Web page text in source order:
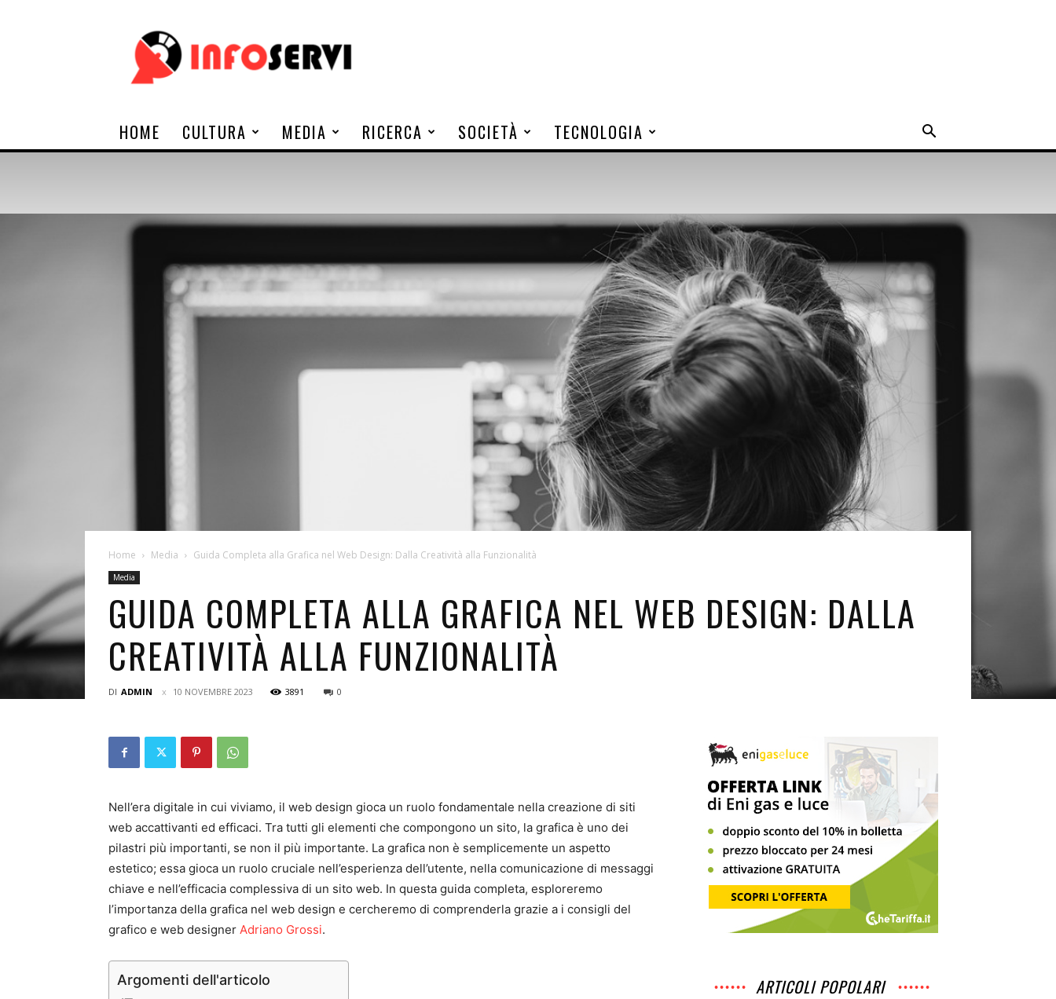
HOME CULTURA MEDIA RICERCA SOCIETÀ TECNOLOGIA
Home Media Guida Completa alla Grafica nel Web Design: Dalla Creatività alla Funzionalità
Media
GUIDA COMPLETA ALLA GRAFICA NEL WEB DESIGN: DALLA
CREATIVITÀ ALLA FUNZIONALITÀ
DI ADMIN 10 NOVEMBRE 2023 3891 0
Nell’era digitale in cui viviamo, il web design gioca un ruolo fondamentale nella creazione di siti
web accattivanti ed efficaci. Tra tutti gli elementi che compongono un sito, la grafica è uno dei
pilastri più importanti, se non il più importante. La grafica non è semplicemente un aspetto
estetico; essa gioca un ruolo cruciale nell’esperienza dell’utente, nella comunicazione di messaggi
chiave e nell’efficacia complessiva di un sito web. In questa guida completa, esploreremo
l’importanza della grafica nel web design e cercheremo di comprenderla grazie a i consigli del
grafico e web designer Adriano Grossi.
Argomenti dell'articolo ARTICOLI POPOLARI